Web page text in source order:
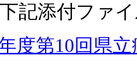
記添付ファ
度第10回県